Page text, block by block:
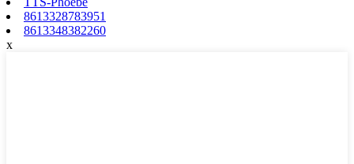
8613328783951
8613348382260
x